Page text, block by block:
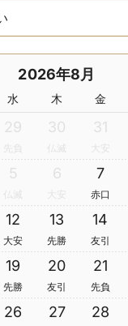
2026年8月
水 木 金
29
先負
30
仏滅
31
大安
5
仏滅
6
大安
7
赤口
12
大安
13
先勝
14
友引
19
先勝
20
友引
21
先負
26 27 28